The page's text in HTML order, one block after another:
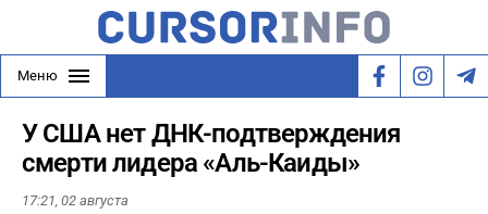
Меню
У США нет ДНК-подтверждения
смерти лидера «Аль-Каиды»
17:21, 02 августа